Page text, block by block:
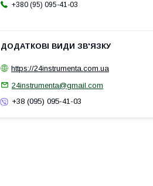
+380 (95) 095-41-03
https://24instrumenta.com.ua
24instrumenta@gmail.com
+38 (095) 095-41-03